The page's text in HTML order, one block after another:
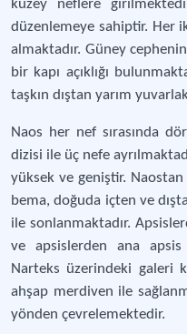
kuzey neflere
düzenlemeye sahiptir. Her
almaktadır. Güney
bir kapı açıklığı
taşkın dıştan yarım
Naos her nef sırasında
dizisi ile üç nefe
yüksek ve geniştir.
bema, doğuda içten ve
ile sonlanmaktadır.
ve apsislerden ana
Narteks üzerindeki galeri
ahşap merdiven ile
yönden çevrelemektedir.